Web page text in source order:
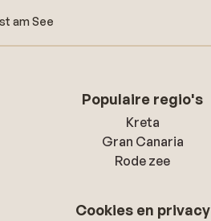
am See
Populaire regio's
Kreta
Gran Canaria
Rode zee
Cookies en privacy